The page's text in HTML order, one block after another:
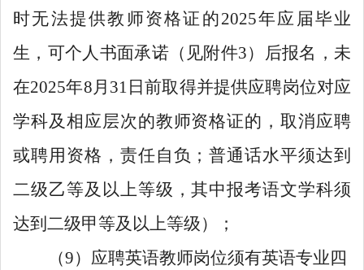
时无法提供教师资格证的2025年应届毕业
生，可个人书面承诺（见附件3）后报名，未
在2025年8月31日前取得并提供应聘岗位对应
学科及相应层次的教师资格证的，取消应聘
或聘用资格，责任自负；普通话水平须达到
二级乙等及以上等级，其中报考语文学科须
达到二级甲等及以上等级）；
（9）应聘英语教师岗位须有英语专业四